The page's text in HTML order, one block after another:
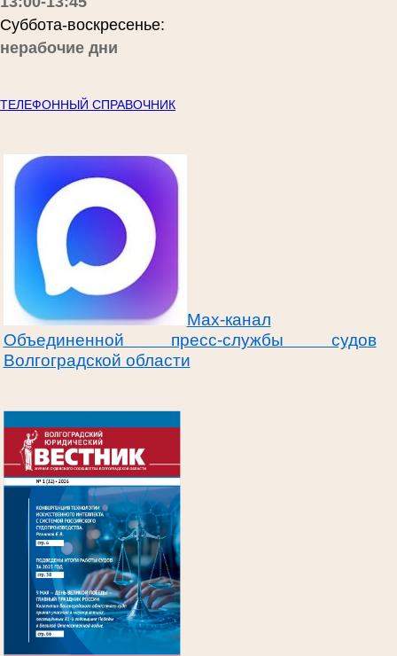
Суббота-воскресенье:
нерабочие дни
ТЕЛЕФОННЫЙ СПРАВОЧНИК
Max-канал
Объединенной пресс-службы судов
Волгоградской области